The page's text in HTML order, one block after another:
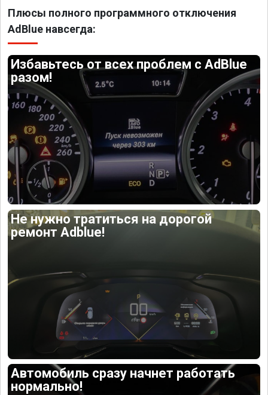
Плюсы полного программного отключения
AdBlue навсегда:
Избавьтесь от всех проблем с AdBlue
разом!
Не нужно тратиться на дорогой
ремонт Adblue!
Автомобиль сразу начнет работать
нормально!